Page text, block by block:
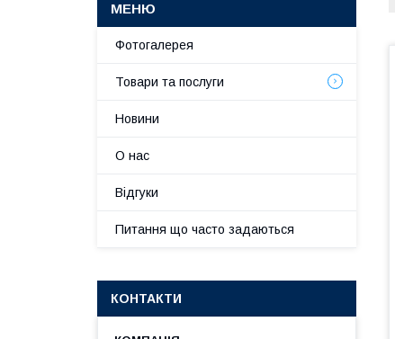
Фотогалерея
Товари та послуги
Новини
О нас
Відгуки
Питання що часто задаються
КОНТАКТИ